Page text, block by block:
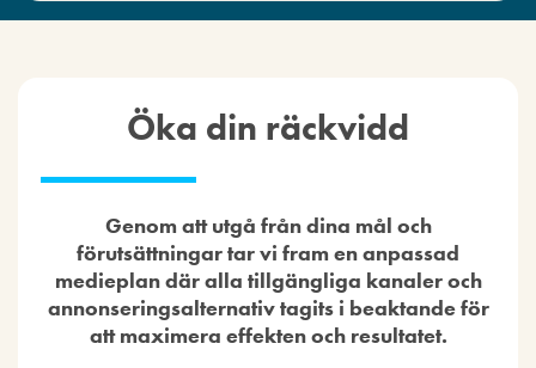
Öka din räckvidd
Genom att utgå från dina mål och
förutsättningar tar vi fram en anpassad
medieplan där alla tillgängliga kanaler och
annonseringsalternativ tagits i beaktande för
att maximera effekten och resultatet.